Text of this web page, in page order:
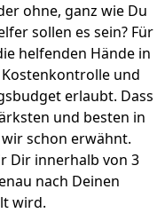
ohne, ganz wie Du
sollen es sein? Für
helfenden Hände in
und
erlaubt. Dass
und besten in
schon erwähnt.
Dir innerhalb von 3
nach Deinen
wird.